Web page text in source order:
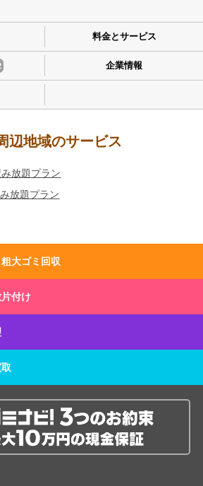
料金とサービス
企業情報
辺地域のサービス
放題プラン
放題プラン
大ゴミ回収
付け